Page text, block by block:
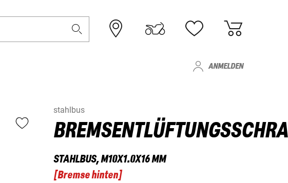
ANMELDEN
stahlbus
STAHLBUS, M10X1.0X16 MM
[Bremse hinten]